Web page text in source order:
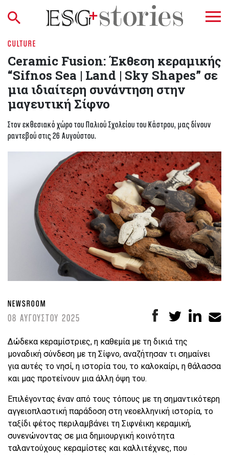
CULTURE
Ceramic Fusion: Έκθεση κεραμικής
“Sifnos Sea | Land | Sky Shapes” σε
μια ιδιαίτερη συνάντηση στην
μαγευτική Σίφνο
Στον εκθεσιακό χώρο του Παλιού Σχολείου του Κάστρου, μας δίνουν
ραντεβού στις 26 Αυγούστου.
NEWSROOM
08 ΑΥΓΟΥΣΤΟΥ 2025
Δώδεκα κεραμίστριες, η καθεμία με τη δικιά της
μοναδική σύνδεση με τη Σίφνο, αναζήτησαν τι σημαίνει
για αυτές το νησί, η ιστορία του, το καλοκαίρι, η θάλασσα
και μας προτείνουν μια άλλη όψη του.
Επιλέγοντας έναν από τους τόπους με τη σημαντικότερη
αγγειοπλαστική παράδοση στη νεοελληνική ιστορία, το
ταξίδι φέτος περιλαμβάνει τη Σιφνέικη κεραμική,
συνενώνοντας σε μια δημιουργική κοινότητα
ταλαντούχους κεραμίστες και καλλιτέχνες, που